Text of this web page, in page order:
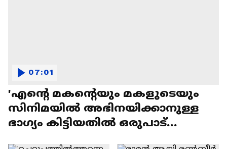
'എന്റെ മകന്റെയും മകളുടെയും
സിനിമയിൽ അഭിനയിക്കാനുള്ള
ഭാഗ്യം കിട്ടിയതിൽ ഒരുപാട്
07:01